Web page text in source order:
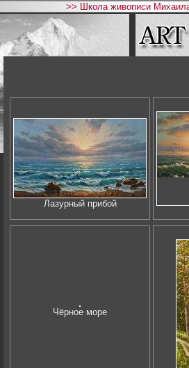
>> Школа живописи
Лазурный прибой
Чёрное море